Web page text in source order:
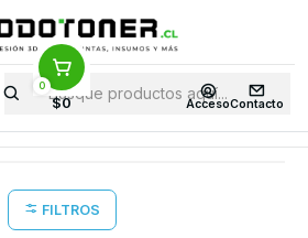
0
$0 AccesoContacto
enTienda· Despachoa Todo Chile · Retiro en
Tienda en24 Horas
TODO PLA PLA METÁLICO
METÁLICO
FILTROS